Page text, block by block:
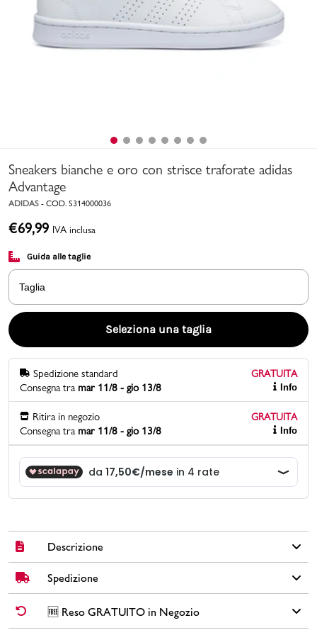
Bambino
Accedi | Registrati
Promo & News
negozi
contatti
pcard
Gift card
Sneakers bianche e oro con strisce traforate adidas
Advantage
ADIDAS - COD. S314000036
€69,99 IVA inclusa
Guida alle taglie
Taglia
Seleziona una taglia
Spedizione standard
GRATUITA
Consegna tra mar 11/8 - gio 13/8 Info
Ritira in negozio
GRATUITA
Consegna tra mar 11/8 - gio 13/8 Info
Descrizione
Sneakers adidas Advantage in similpelle colore bianco e oro
con suola preformata in gomma, fodera in tessuto, sottopiede
cloud foam, lacci tono su tono, etichetta in tessuto sulla
linguetta, logo adidas sul rinforzo del tallone e tre strisce laterali
Spedizione
✅ Spedizione Standard GRATUITA DA € 30➡️ Consegna in
giornilavorativi. Per ordini inferiori a € 30,00 la Spedizione ha un
🆓 Reso GRATUITO in Negozio